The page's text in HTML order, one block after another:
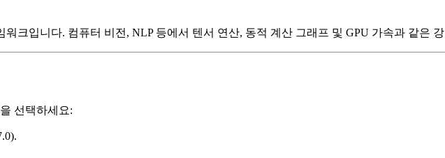
워크입니다. 컴퓨터 비전, NLP 등에서 텐서 연산, 동적 계산 그래프 및 GPU 가속과 같은
선택하세요: